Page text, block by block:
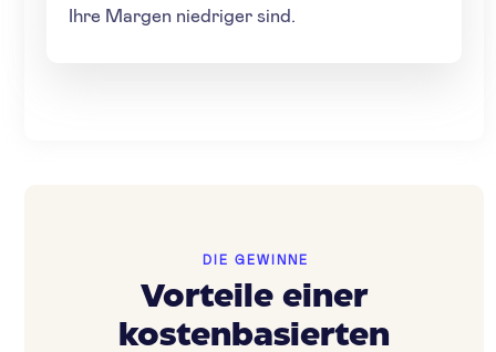
Ihre Margen niedriger sind.
DIE GEWINNE
Vorteile einer
kostenbasierten